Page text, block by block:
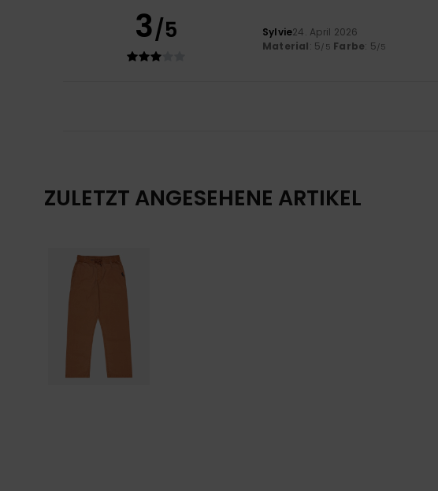
3/5 Sylvie24. April 2026
Material: 5/5 Farbe: 5/5
ZULETZT ANGESEHENE ARTIKEL